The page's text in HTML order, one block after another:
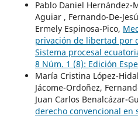
Pablo Daniel Hernández-
Aguiar , Fernando-De-
Ermely Espinosa-Pico,
privación de libertad por
Sistema procesal
8 Núm. 1 (8): Edición
María Cristina López-
Jácome-Ordoñez,
Juan Carlos Benalcázar-
derecho convencional en